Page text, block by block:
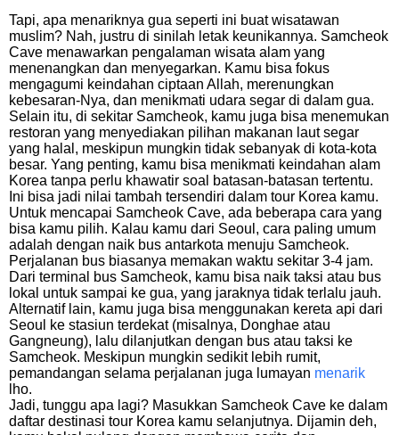
Tapi, apa menariknya gua seperti ini buat wisatawan
muslim? Nah, justru di sinilah letak keunikannya. Samcheok
Cave menawarkan pengalaman wisata alam yang
menenangkan dan menyegarkan. Kamu bisa fokus
mengagumi keindahan ciptaan Allah, merenungkan
kebesaran-Nya, dan menikmati udara segar di dalam gua.
Selain itu, di sekitar Samcheok, kamu juga bisa menemukan
restoran yang menyediakan pilihan makanan laut segar
yang halal, meskipun mungkin tidak sebanyak di kota-kota
besar. Yang penting, kamu bisa menikmati keindahan alam
Korea tanpa perlu khawatir soal batasan-batasan tertentu.
Ini bisa jadi nilai tambah tersendiri dalam tour Korea kamu.
Untuk mencapai Samcheok Cave, ada beberapa cara yang
bisa kamu pilih. Kalau kamu dari Seoul, cara paling umum
adalah dengan naik bus antarkota menuju Samcheok.
Perjalanan bus biasanya memakan waktu sekitar 3-4 jam.
Dari terminal bus Samcheok, kamu bisa naik taksi atau bus
lokal untuk sampai ke gua, yang jaraknya tidak terlalu jauh.
Alternatif lain, kamu juga bisa menggunakan kereta api dari
Seoul ke stasiun terdekat (misalnya, Donghae atau
Gangneung), lalu dilanjutkan dengan bus atau taksi ke
Samcheok. Meskipun mungkin sedikit lebih rumit,
pemandangan selama perjalanan juga lumayan menarik
lho.
Jadi, tunggu apa lagi? Masukkan Samcheok Cave ke dalam
daftar destinasi tour Korea kamu selanjutnya. Dijamin deh,